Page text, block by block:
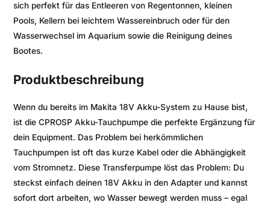
sich perfekt für das Entleeren von Regentonnen, kleinen
Pools, Kellern bei leichtem Wassereinbruch oder für den
Wasserwechsel im Aquarium sowie die Reinigung deines
Bootes.
Produktbeschreibung
Wenn du bereits im Makita 18V Akku-System zu Hause bist,
ist die CPROSP Akku-Tauchpumpe die perfekte Ergänzung für
dein Equipment. Das Problem bei herkömmlichen
Tauchpumpen ist oft das kurze Kabel oder die Abhängigkeit
vom Stromnetz. Diese Transferpumpe löst das Problem: Du
steckst einfach deinen 18V Akku in den Adapter und kannst
sofort dort arbeiten, wo Wasser bewegt werden muss – egal